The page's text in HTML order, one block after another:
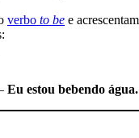
verbo to be e
Eu estou bebendo água.